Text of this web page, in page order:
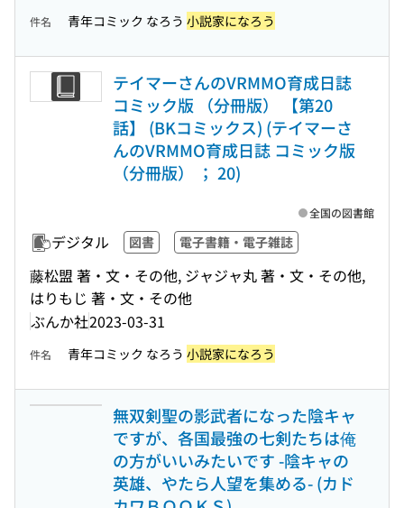
件名 青年コミック なろう 小説家になろう
テイマーさんのVRMMO育成日誌
コミック版 （分冊版） 【第20
話】 (BKコミックス) (テイマーさ
んのVRMMO育成日誌 コミック版
（分冊版） ； 20)
デジタル 図書 電子書籍・電子雑誌
藤松盟 著・文・その他, ジャジャ丸 著・文・その他,
はりもじ 著・文・その他
ぶんか社2023-03-31
全国の図書館
件名 青年コミック なろう 小説家になろう
無双剣聖の影武者になった陰キャ
ですが、各国最強の七剣たちは俺
の方がいいみたいです -陰キャの
英雄、やたら人望を集める- (カド